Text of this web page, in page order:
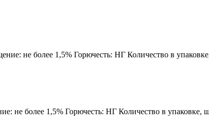
не более 1,5% Горючесть: НГ Количество в
более 1,5% Горючесть: НГ Количество в упаковке,